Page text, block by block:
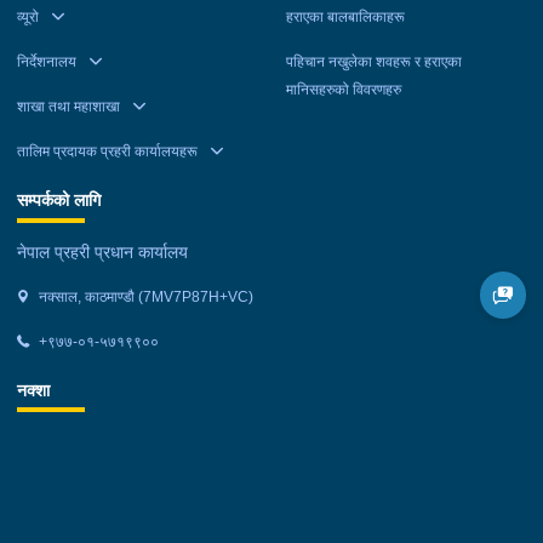
व्यूरो
निर्देशनालय
शाखा तथा महाशाखा
तालिम प्रदायक प्रहरी कार्यालयहरू
हराएका बालबालिकाहरू
पहिचान नखुलेका शवहरू र हराएका
मानिसहरुको विवरणहरु
सम्पर्कको लागि
नेपाल प्रहरी प्रधान कार्यालय
नक्साल, काठमाण्डौ (7MV7P87H+VC)
+९७७-०१-५७१९९००
नक्शा